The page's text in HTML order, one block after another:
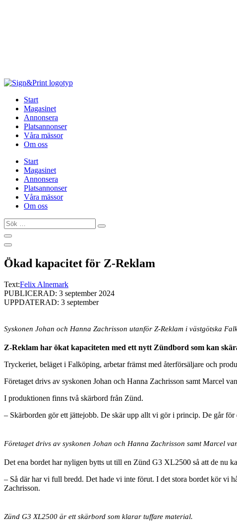
Start
Magasinet
Annonsera
Platsannonser
Våra mässor
Om oss
Start
Magasinet
Annonsera
Platsannonser
Våra mässor
Om oss
Sök
…
Ökad kapacitet för Z-Reklam
Text:Felix Alnemark
PUBLICERAD: 3 september 2024
UPPDATERAD: 3 september
Syskonen Johan och Hanna Zachrisson utanför Z-Reklam i västgötska
Z-Reklam har ökat kapaciteten med ett nytt Zündbord som kan
Tryckeriet, beläget i Falköping, arbetar främst med återförsäljare och
Företaget drivs av syskonen Johan och Hanna Zachrisson samt Marcel
I produktionen finns två skärbord från Zünd.
– Skärborden gör ett jättejobb. De skär upp allt vi gör i princip. De går för
Företaget drivs av syskonen Johan och Hanna Zachrisson samt Marcel
Det ena bordet har nyligen bytts ut till en Zünd G3 XL2500 så att de nu
– Så där har vi full bredd. Det hade vi inte förut. I det stora bordet kör vi
Zachrisson.
Zünd G3 XL2500 är ett skärbord som klarar tuffare material.